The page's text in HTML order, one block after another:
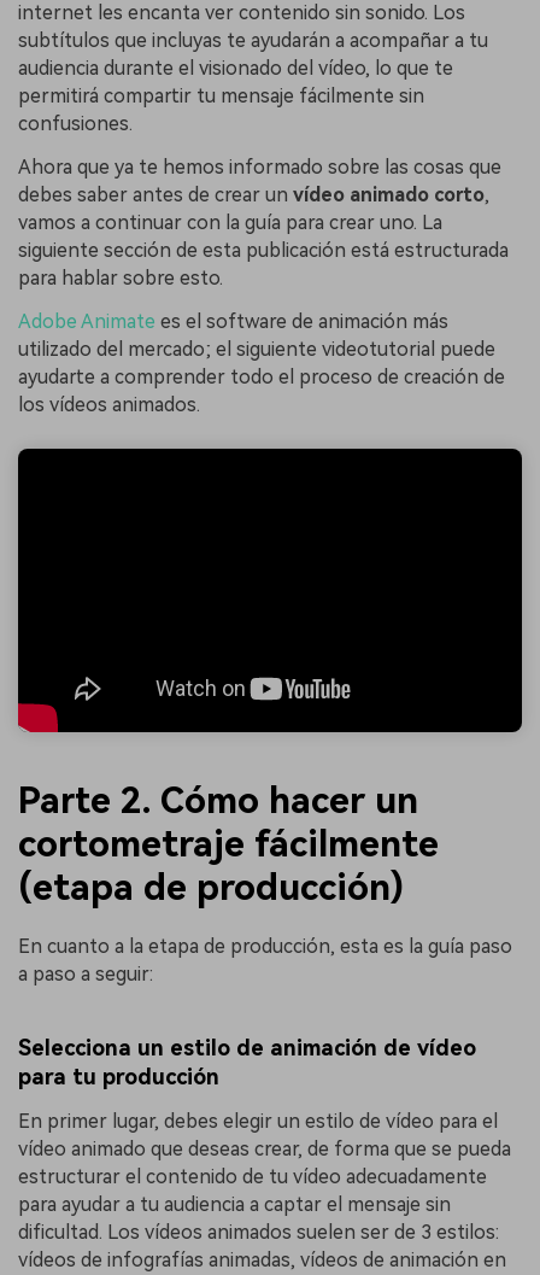
internet les encanta ver contenido sin sonido. Los
subtítulos que incluyas te ayudarán a acompañar a tu
audiencia durante el visionado del vídeo, lo que te
permitirá compartir tu mensaje fácilmente sin
confusiones.
Ahora que ya te hemos informado sobre las cosas que
debes saber antes de crear un vídeo animado corto,
vamos a continuar con la guía para crear uno. La
siguiente sección de esta publicación está estructurada
para hablar sobre esto.
Adobe Animate es el software de animación más
utilizado del mercado; el siguiente videotutorial puede
ayudarte a comprender todo el proceso de creación de
los vídeos animados.
Parte 2. Cómo hacer un
cortometraje fácilmente
(etapa de producción)
En cuanto a la etapa de producción, esta es la guía paso
a paso a seguir:
Selecciona un estilo de animación de vídeo
para tu producción
En primer lugar, debes elegir un estilo de vídeo para el
vídeo animado que deseas crear, de forma que se pueda
estructurar el contenido de tu vídeo adecuadamente
para ayudar a tu audiencia a captar el mensaje sin
dificultad. Los vídeos animados suelen ser de 3 estilos:
vídeos de infografías animadas, vídeos de animación en